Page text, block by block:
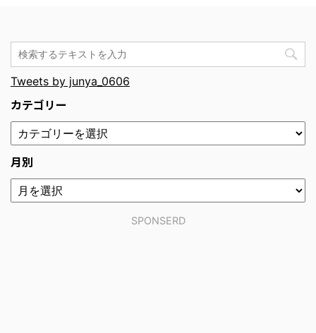
Tweets by junya_0606
カテゴリー
月別
SPONSERD